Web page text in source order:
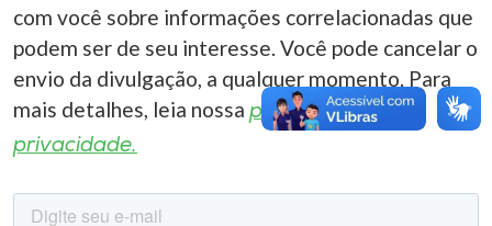
A-
com você sobre informações correlacionadas que
podem ser de seu interesse. Você pode cancelar o
envio da divulgação, a qualquer momento. Para
mais detalhes, leia nossa política de
privacidade.